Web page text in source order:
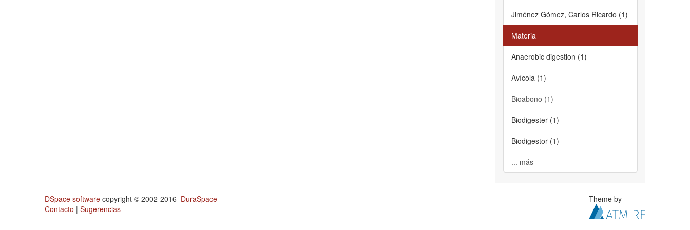
Jiménez Gómez, Carlos Ricardo (1)
Materia
Anaerobic digestion (1)
Avícola (1)
Bioabono (1)
Biodigester (1)
Biodigestor (1)
... más
DSpace software copyright © 2002-2016 DuraSpace
Contacto | Sugerencias
Theme by